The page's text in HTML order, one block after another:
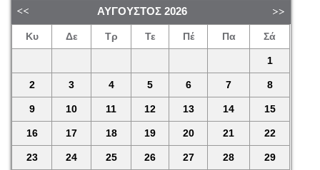
ΑΎΓΟΥΣΤΟΣ 2026
Κυ Δε Τρ Τε Πέ Πα Σά
1
2 3 4 5 6 7 8
9 10 11 12 13 14 15
16 17 18 19 20 21 22
23 24 25 26 27 28 29